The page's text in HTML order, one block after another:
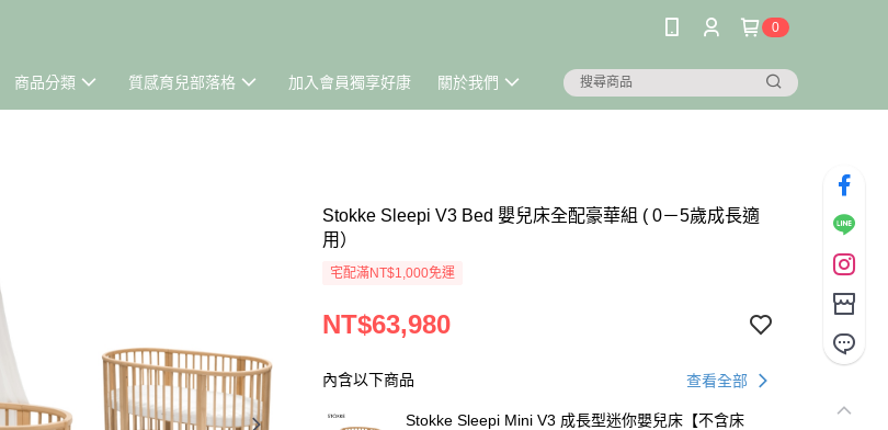
0
商品分類 質感育兒部落格 加入會員獨享好康 關於我們
Stokke Sleepi V3 Bed 嬰兒床全配豪華組 ( 0－5歲成長適
用）
宅配滿NT$1,000免運
NT$63,980
內含以下商品 查看全部
Stokke Sleepi Mini V3 成長型迷你嬰兒床【不含床